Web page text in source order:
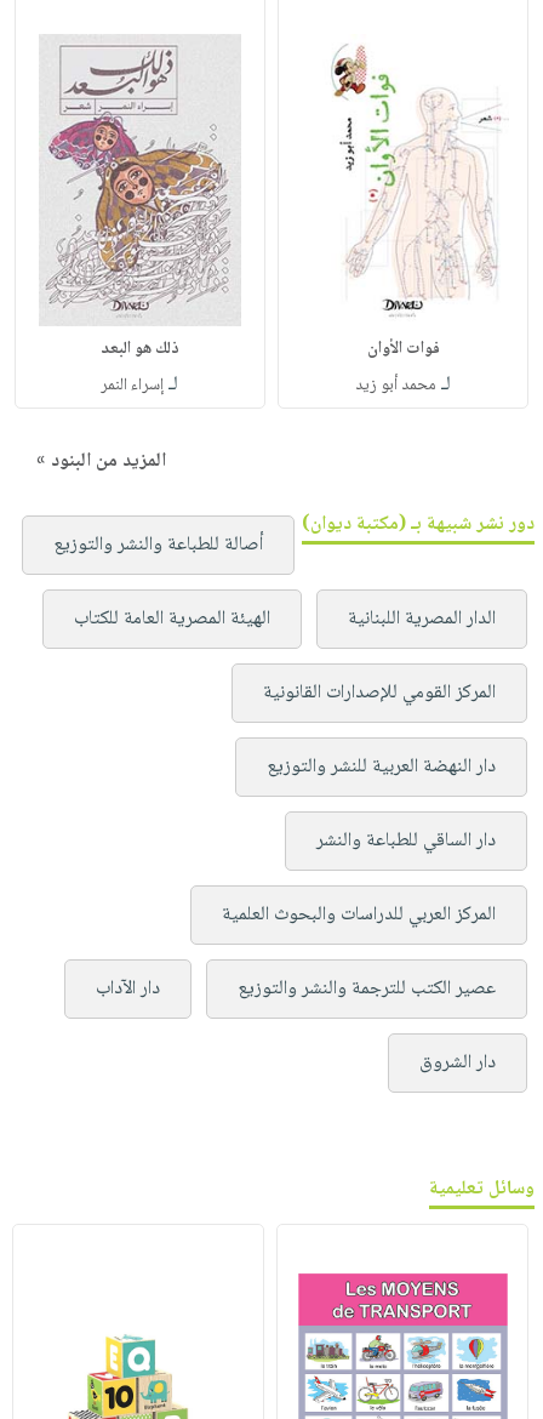
فوات الأوان
لـ محمد أبو زيد
ذلك هو البعد
لـإسراء النمر
المزيد من البنود »
دور نشر شبيهة بـ (مكتبة ديوان)
أصالة للطباعة والنشر والتوزيع
الدار المصرية اللبنانية الهيئة المصرية العامة للكتاب
المركز القومي للإصدارات القانونية
دار النهضة العربية للنشر والتوزيع
دار الساقي للطباعة والنشر
المركز العربي للدراسات والبحوث العلمية
عصير الكتب للترجمة والنشر والتوزيع دار الآداب
دار الشروق
وسائل تعليمية